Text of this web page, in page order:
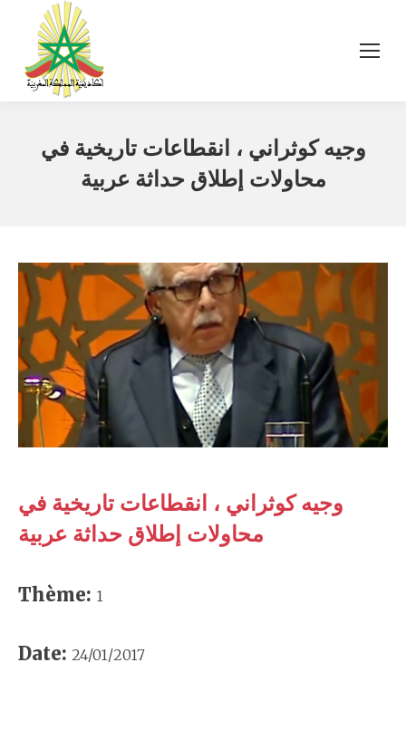
وجيه كوثراني ، انقطاعات تاريخية في
محاولات إطلاق حداثة عربية
وجيه كوثراني ، انقطاعات تاريخية في
محاولات إطلاق حداثة عربية
Thème: 1
Date: 24/01/2017